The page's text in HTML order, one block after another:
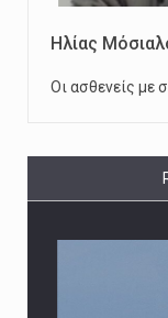
Ηλίας
Οι ασθενείς με